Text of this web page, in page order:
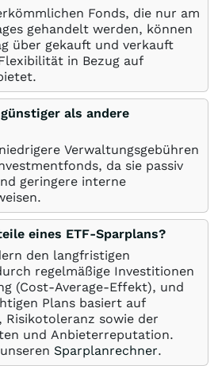
Fonds, die nur am
gehandelt werden, können
über gekauft und verkauft
in Bezug auf
als andere
Verwaltungsgebühren
da sie passiv
geringere interne
eines ETF-Sparplans?
den langfristigen
regelmäßige Investitionen
(Cost-Average-Effekt), und
Plans basiert auf
Risikotoleranz sowie der
und Anbieterreputation.
Sparplanrechner.